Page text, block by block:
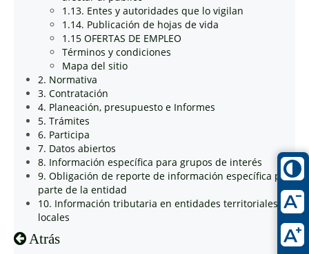
1.13. Entes y autoridades que lo vigilan
1.14. Publicación de hojas de vida
1.15 OFERTAS DE EMPLEO
Términos y condiciones
Mapa del sitio
2. Normativa
3. Contratación
4. Planeación, presupuesto e Informes
5. Trámites
6. Participa
7. Datos abiertos
8. Información específica para grupos de interés
9. Obligación de reporte de información específica por
parte de la entidad
10. Información tributaria en entidades territoriales
locales
Atrás